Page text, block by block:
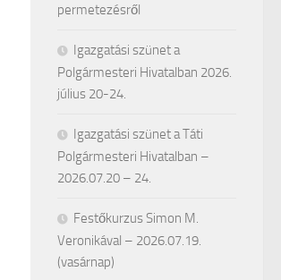
permetezésről
Igazgatási szünet a
Polgármesteri Hivatalban 2026.
július 20-24.
Igazgatási szünet a Táti
Polgármesteri Hivatalban –
2026.07.20 – 24.
Festőkurzus Simon M.
Veronikával – 2026.07.19.
(vasárnap)